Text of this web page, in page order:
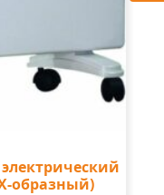
X-образный)